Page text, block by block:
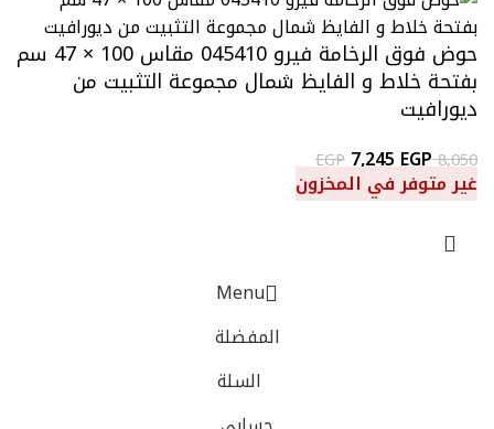
حوض فوق الرخامة فيرو 045410 مقاس 100 × 47 سم
بفتحة خلاط و الفايظ شمال مجموعة التثبيت من
ديورافيت
8,050
EGP7,245EGP
غير متوفر في المخزون
Menu
المفضلة
السلة